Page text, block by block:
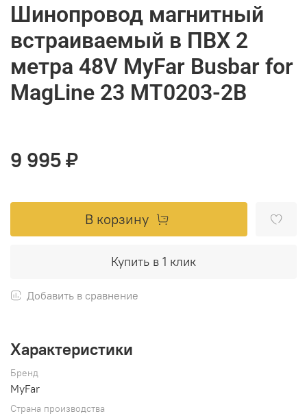
Шинопровод магнитный
встраиваемый в ПВХ 2
метра 48V MyFar Busbar for
MagLine 23 MT0203-2B
9 995 ₽
В корзину
Купить в 1 клик
Добавить в сравнение
Характеристики
Бренд
MyFar
Страна производства